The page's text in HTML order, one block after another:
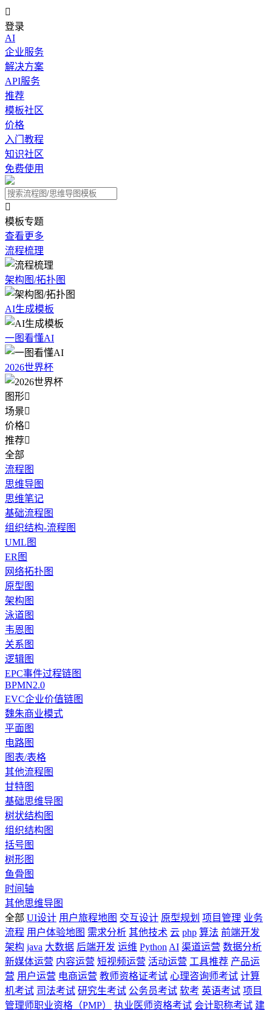

登录
AI
企业服务
解决方案
API服务
推荐
模板社区
价格
入门教程
知识社区
免费使用

模板专题
查看更多
流程梳理
架构图/拓扑图
AI生成模板
一图看懂AI
2026世界杯
图形
场景
价格
推荐
全部
流程图
思维导图
思维笔记
基础流程图
组织结构-流程图
UML图
ER图
网络拓扑图
原型图
架构图
泳道图
韦恩图
关系图
逻辑图
EPC事件过程链图
BPMN2.0
EVC企业价值链图
魏朱商业模式
平面图
电路图
图表/表格
其他流程图
甘特图
基础思维导图
树状结构图
组织结构图
括号图
树形图
鱼骨图
时间轴
其他思维导图
全部 UI设计 用户旅程地图 交互设计 原型规划 项目管理 业务
流程 用户体验地图 需求分析 其他技术 云 php 算法 前端开发
架构 java 大数据 后端开发 运维 Python AI 渠道运营 数据分析
新媒体运营 内容运营 短视频运营 活动运营 工具推荐 产品运
营 用户运营 电商运营 教师资格证考试 心理咨询师考试 计算
机考试 司法考试 研究生考试 公务员考试 软考 英语考试 项目
管理师职业资格（PMP）
执业医师资格考试 会计职称考试 建